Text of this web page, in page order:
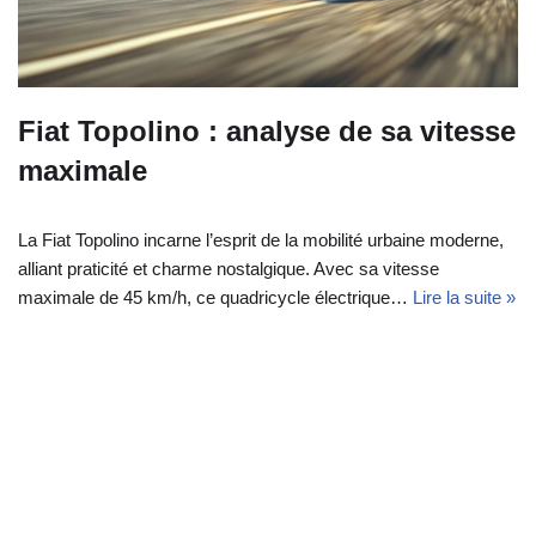
Fiat Topolino : analyse de sa vitesse
maximale
La Fiat Topolino incarne l’esprit de la mobilité urbaine moderne,
alliant praticité et charme nostalgique. Avec sa vitesse
maximale de 45 km/h, ce quadricycle électrique… Lire la suite »